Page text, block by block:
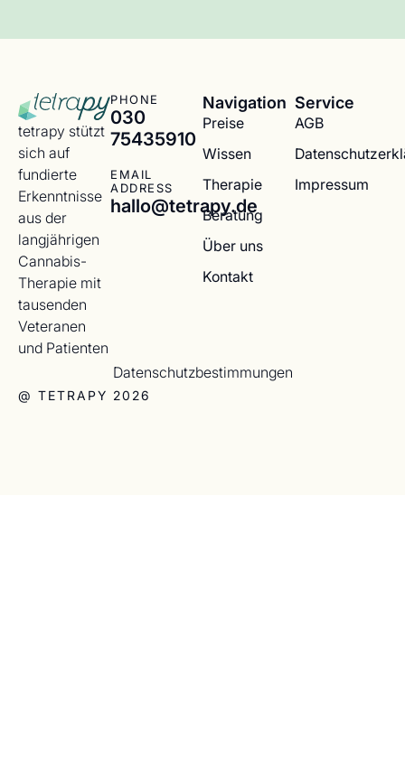
tetrapy stützt
sich auf
fundierte
Erkenntnisse
aus der
langjährigen
Cannabis-
Therapie mit
tausenden
Veteranen
und Patienten
PHONE
030
75435910
EMAIL
ADDRESS
hallo@tetrapy.de
Navigation
Preise
Wissen
Therapie
Beratung
Über uns
Kontakt
Service
AGB
Impressum
@ TETRAPY 2026
Datenschutzbestimmungen